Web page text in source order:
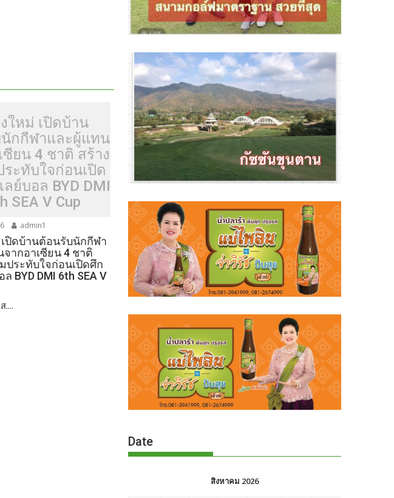
ใหม่ เปิดบ้าน
กกีฬาและผู้แทน
ซียน 4 ชาติ สร้าง
ระทับใจก่อนเปิด
ลย์บอล BYD DMI
SEA V Cup
admin1
เปิดบ้านต้อนรับนักกีฬา
ากอาเซียน 4 ชาติ
ประทับใจก่อนเปิดศึก
BYD DMI 6th SEA V
....
Date
สิงหาคม 2026